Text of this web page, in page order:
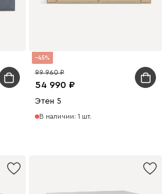
45
54 990
99 960
Этен 5
В наличии: 1 шт.